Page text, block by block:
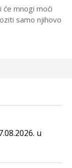
mnogi moći
samo njihovo
u